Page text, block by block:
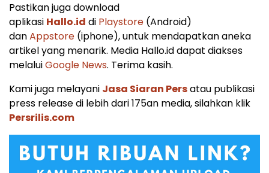
Pastikan juga download
aplikasi Hallo.id di Playstore (Android)
danAppstore (iphone), untuk mendapatkan aneka
artikel yang menarik. Media Hallo.id dapat diakses
melaluiGoogle News. Terima kasih.
Kami juga melayani Jasa Siaran Persatau publikasi
press release di lebih dari 175an media, silahkan klik
Persrilis.com